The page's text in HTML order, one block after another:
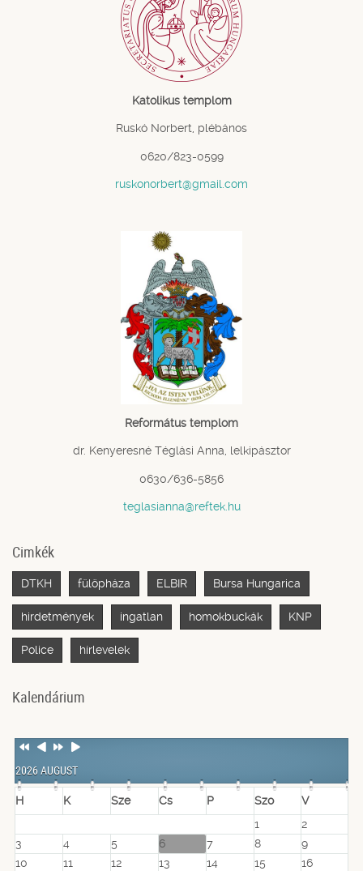
Katolikus templom
Ruskó Norbert, plébános
0620/823-0599
ruskonorbert@gmail.com
Református templom
dr. Kenyeresné Téglási Anna, lelkipásztor
0630/636-5856
teglasianna@reftek.hu
Cimkék
DTKH fülöpháza ELBIR Bursa Hungarica
hirdetmények ingatlan homokbuckák KNP
Police hírlevelek
Kalendárium
Previous
Previous
NextNext
2026 AUGUST
H K Sze Cs P Szo
V
1
2
3
4 5 6 7 8
9
10
11 12 13 14 15 16